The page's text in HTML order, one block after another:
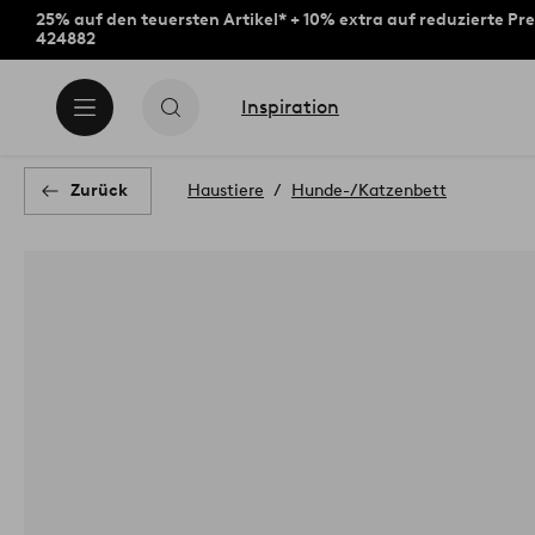
25% auf den teuersten Artikel* + 10% extra auf reduzierte
424882
Inspiration
Zurück Haustiere Hunde-/Katzenbett